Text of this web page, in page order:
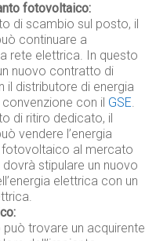
fotovoltaico:
di scambio sul posto, il
continuare a
rete elettrica. In questo
nuovo contratto di
distributore di energia
con il GSE.
di ritiro dedicato, il
vendere l’energia
fotovoltaico al mercato
stipulare un nuovo
elettrica con un
trovare un acquirente